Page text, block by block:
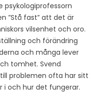
psykologiprofessorn
”Stå fast” att det är
vilsenhet och oro.
och förändring
och många lever
tomhet. Svend
problemen ofta har sitt
i och hur det fungerar.